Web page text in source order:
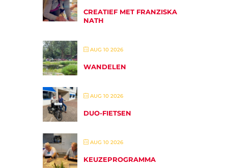
CREATIEF MET FRANZISKA
NATH
AUG 10 2026
WANDELEN
AUG 10 2026
DUO-FIETSEN
AUG 10 2026
KEUZEPROGRAMMA